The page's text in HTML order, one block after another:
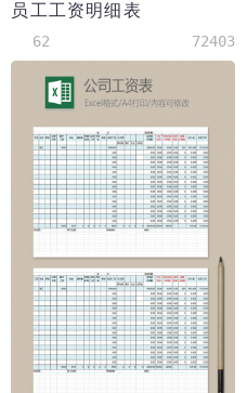
员工工资明细表
62 72403